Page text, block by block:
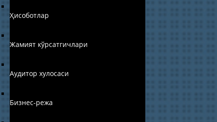
Ҳисоботлар
Жамият кўрсатгичлари
Аудитор хулосаси
Бизнес-режа